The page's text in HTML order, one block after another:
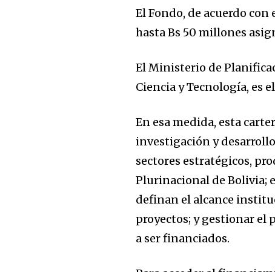
El Fondo, de acuerdo
hasta Bs 50 millones
El Ministerio de
Ciencia y Tecnología, es
En esa medida, esta
investigación y
sectores estratégicos,
Plurinacional de Bolivia;
definan el alcance
proyectos; y gestionar el
a ser financiados.